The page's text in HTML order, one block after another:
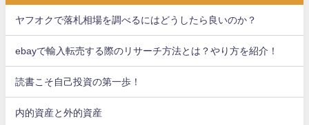
ヤフオクで落札相場を調べるにはどうしたら良いのか？
ebayで輸入転売する際のリサーチ方法とは？やり方を紹介！
読書こそ自己投資の第一歩！
内的資産と外的資産